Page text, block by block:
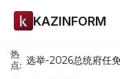
KAZINFORM
热
点: 选举-2026总统府任